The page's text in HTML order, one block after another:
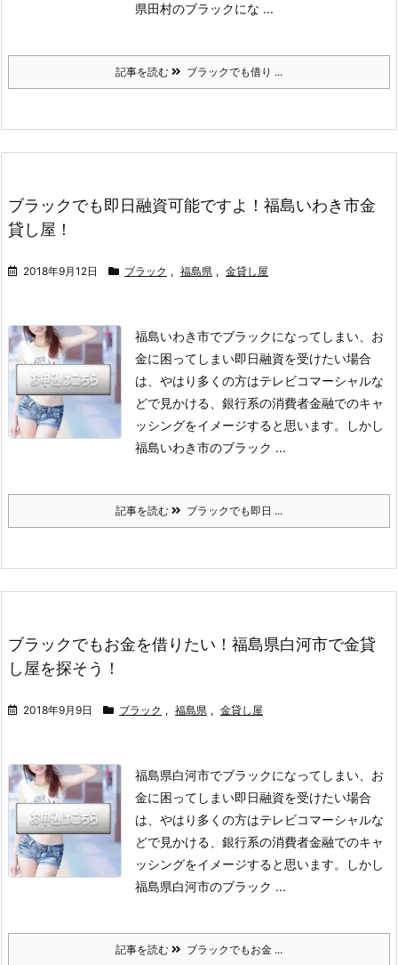
県田村のブラックにな ...
記事を読む ブラックでも借り ...
ブラックでも即日融資可能ですよ！福島いわき市金
貸し屋！
2018年9月12日 ブラック , 福島県 , 金貸し屋
福島いわき市でブラックになってしまい、お
金に困ってしまい即日融資を受けたい場合
は、やはり多くの方はテレビコマーシャルな
どで見かける、銀行系の消費者金融でのキャ
ッシングをイメージすると思います。
しかし
福島いわき市のブラック ...
記事を読む ブラックでも即日 ...
ブラックでもお金を借りたい！福島県白河市で金貸
し屋を探そう！
2018年9月9日 ブラック , 福島県 , 金貸し屋
福島県白河市でブラックになってしまい、お
金に困ってしまい即日融資を受けたい場合
は、やはり多くの方はテレビコマーシャルな
どで見かける、銀行系の消費者金融でのキャ
ッシングをイメージすると思います。
しかし
福島県白河市のブラック ...
記事を読む ブラックでもお金 ...